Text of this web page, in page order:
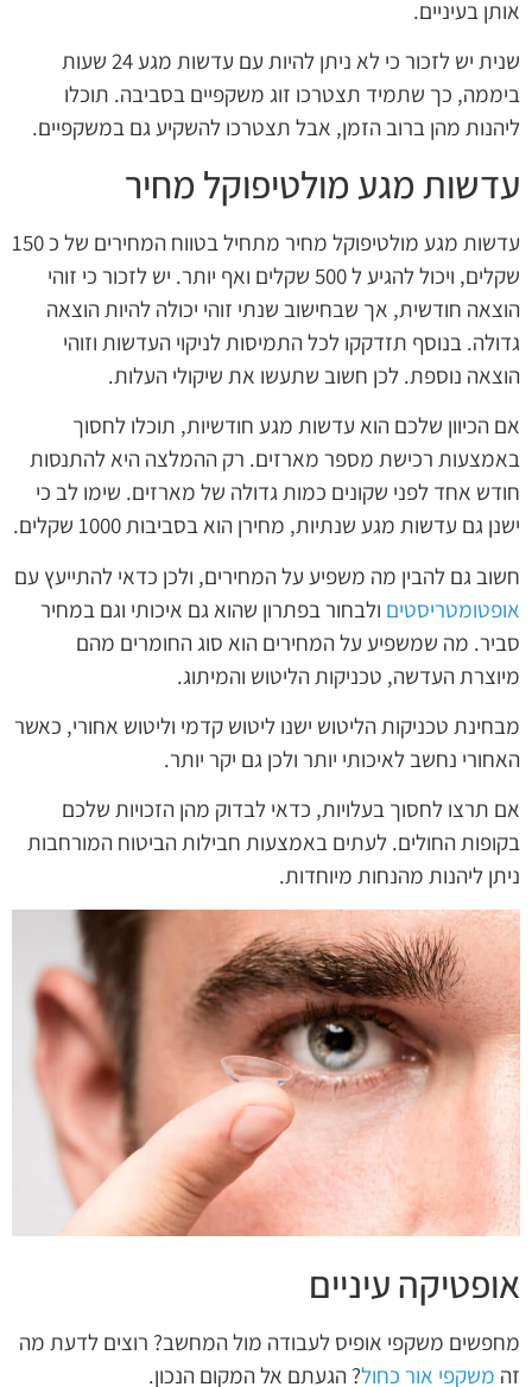
אותן בעיניים.
שנית יש לזכור כי לא ניתן להיות עם עדשות מגע 24 שעות
ביממה, כך שתמיד תצטרכו זוג משקפיים בסביבה. תוכלו
ליהנות מהן ברוב הזמן, אבל תצטרכו להשקיע גם במשקפיים.
עדשות מגע מולטיפוקל מחיר
עדשות מגע מולטיפוקל מחיר מתחיל בטווח המחירים של כ 150
שקלים, ויכול להגיע ל 500 שקלים ואף יותר. יש לזכור כי זוהי
הוצאה חודשית, אך שבחישוב שנתי זוהי יכולה להיות הוצאה
גדולה. בנוסף תזדקקו לכל התמיסות לניקוי העדשות וזוהי
הוצאה נוספת. לכן חשוב שתעשו את שיקולי העלות.
אם הכיוון שלכם הוא עדשות מגע חודשיות, תוכלו לחסוך
באמצעות רכישת מספר מארזים. רק ההמלצה היא להתנסות
חודש אחד לפני שקונים כמות גדולה של מארזים. שימו לב כי
ישנן גם עדשות מגע שנתיות, מחירן הוא בסביבות 1000 שקלים.
חשוב גם להבין מה משפיע על המחירים, ולכן כדאי להתייעץ עם
אופטומטריסטים ולבחור בפתרון שהוא גם איכותי וגם במחיר
סביר. מה שמשפיע על המחירים הוא סוג החומרים מהם
מיוצרת העדשה, טכניקות הליטוש והמיתוג.
מבחינת טכניקות הליטוש ישנו ליטוש קדמי וליטוש אחורי, כאשר
האחורי נחשב לאיכותי יותר ולכן גם יקר יותר.
אם תרצו לחסוך בעלויות, כדאי לבדוק מהן הזכויות שלכם
בקופות החולים. לעתים באמצעות חבילות הביטוח המורחבות
ניתן ליהנות מהנחות מיוחדות.
אופטיקה עיניים
מחפשים משקפי אופיס לעבודה מול המחשב? רוצים לדעת מה
זה משקפי אור כחול? הגעתם אל המקום הנכון.